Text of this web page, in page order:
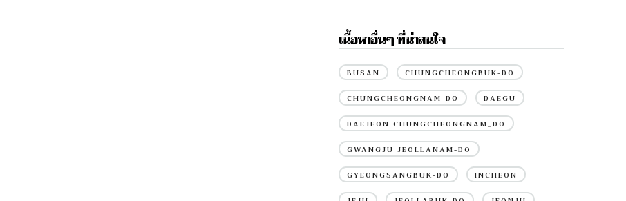
เนื้อหาอื่นๆ ที่น่าสนใจ
BUSAN CHUNGCHEONGBUK-DO
CHUNGCHEONGNAM-DO DAEGU
DAEJEON CHUNGCHEONGNAM_DO
GWANGJU JEOLLANAM-DO
GYEONGSANGBUK-DO INCHEON